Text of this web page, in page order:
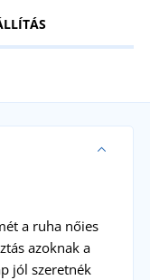
a ruha nőies
azoknak a
jól szeretnék